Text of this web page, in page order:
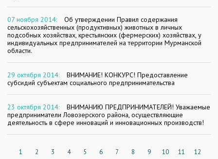
07 ноября 2014:
Об утверждении Правил содержания
сельскохозяйственных (продуктивных) животных в личных
подсобных хозяйствах, крестьянских (фермерских) хозяйствах, у
индивидуальных предпринимателей на территории Мурманской
области.
29 октября 2014:
ВНИМАНИЕ! КОНКУРС! Предоставление
субсидий субъектам социального предпринимательства
23 октября 2014:
ВНИМАНИЮ ПРЕДПРИНИМАТЕЛЕЙ! Уважаемые
предприниматели Ловозерского района, осуществляющие
деятельность в сфере инноваций и инновационных производств!
1 2 3 4 5 6 7 8 9 10 11
12